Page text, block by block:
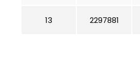
13 2297881